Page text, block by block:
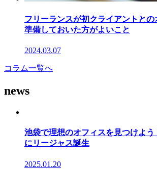
フリーランスが初クライアントと
準備しておいた方がよいこと
2024.03.07
コラム一覧へ
news
池袋で理想のオフィスを見つけよう
にリージャス誕生
2025.01.20